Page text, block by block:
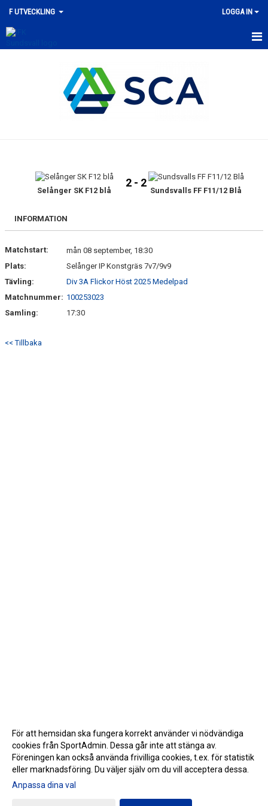
F UTVECKLING LOGGA IN
DOKUMENT
KONTAKT
Selånger SK F12 blå
2 - 2
Sundsvalls FF F11/12 Blå
INFORMATION
Matchstart:
mån 08 september, 18:30
Plats:
Selånger IP Konstgräs 7v7/9v9
Tävling:
Div 3A Flickor Höst 2025 Medelpad
Matchnummer: 100253023
Samling:
17:30
<< Tillbaka
Gå till Webbversion
För att hemsidan ska fungera korrekt använder vi nödvändiga
cookies från SportAdmin. Dessa går inte att stänga av.
Föreningen kan också använda frivilliga cookies, t.ex. för statistik
eller marknadsföring. Du väljer själv om du vill acceptera dessa.
Anpassa dina val